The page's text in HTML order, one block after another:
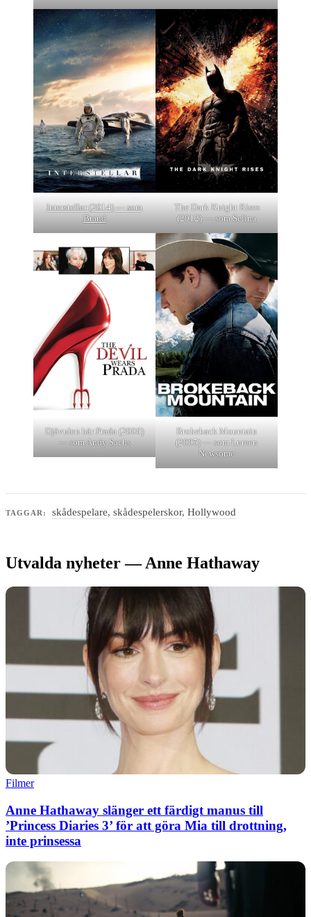
Interstellar (2014) — som
Brand
The Dark Knight Rises
(2012) — som Selina
Djävulen bär Prada (2006)
— som Andy Sachs
Brokeback Mountain
(2005) — som Lureen
Newsome
TAGGAR: skådespelare,skådespelerskor,Hollywood
Utvalda nyheter — Anne Hathaway
Filmer
Anne Hathaway slänger ett färdigt manus till
’Princess Diaries 3’ för att göra Mia till drottning,
inte prinsessa